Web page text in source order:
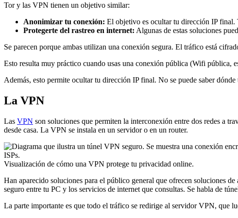
Tor y las VPN tienen un objetivo similar:
Anonimizar tu conexión: El objetivo es ocultar tu dirección IP final.
Protegerte del rastreo en internet: Algunas de estas soluciones
Se parecen porque ambas utilizan una conexión segura. El tráfico está
Esto resulta muy práctico cuando usas una conexión pública (Wifi pública,
Además, esto permite ocultar tu dirección IP final. No se puede saber dónde
La VPN
Las VPN son soluciones que permiten la interconexión entre dos redes a
desde casa. La VPN se instala en un servidor o en un router.
Visualización de cómo una VPN protege tu privacidad online.
Han aparecido soluciones para el público general que ofrecen soluciones
seguro entre tu PC y los servicios de internet que consultas. Se habla de
La parte importante es que todo el tráfico se redirige al servidor VPN, que